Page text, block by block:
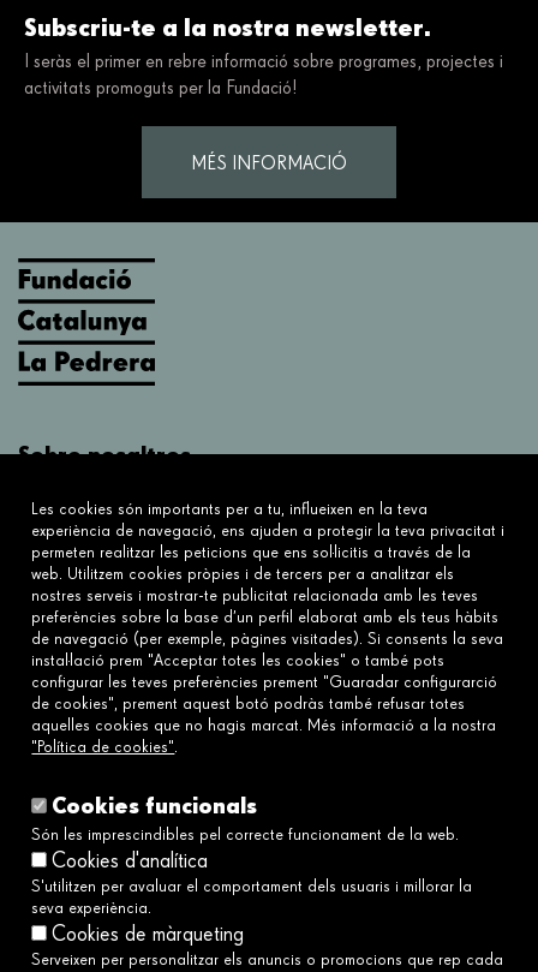
Subscriu-te a la nostra newsletter.
I seràs el primer en rebre informació sobre programes, projectes i
activitats promoguts per la Fundació!
MÉS INFORMACIÓ
Sobre nosaltres
Sobre nosaltres
Connecta
Contacta'ns
Preguntes freqüents
Enllaços
Política de cookies
Política de privacitat
Política de xarxes socials
Canal Ètic i de Denúncies→
Accessibilitat
Les cookies són importants per a tu, influeixen en la teva
experiència de navegació, ens ajuden a protegir la teva privacitat i
permeten realitzar les peticions que ens sol·licitis a través de la
web. Utilitzem cookies pròpies i de tercers per a analitzar els
nostres serveis i mostrar-te publicitat relacionada amb les teves
preferències sobre la base d’un perfil elaborat amb els teus hàbits
de navegació (per exemple, pàgines visitades). Si consents la seva
instal·lació prem "Acceptar totes les cookies" o també pots
configurar les teves preferències prement "Guaradar configurarció
de cookies", prement aquest botó podràs també refusar totes
aquelles cookies que no hagis marcat. Més informació a la nostra
"Política de cookies".
Cookies funcionals
Són les imprescindibles pel correcte funcionament de la web.
Cookies d'analítica
S'utilitzen per avaluar el comportament dels usuaris i millorar la
seva experiència.
Cookies de màrqueting
Serveixen per personalitzar els anuncis o promocions que rep cada